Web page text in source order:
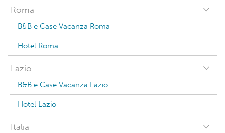
Roma
B&B e Case Vacanza Roma
Hotel Roma
Lazio
B&B e Case Vacanza Lazio
Hotel Lazio
Italia